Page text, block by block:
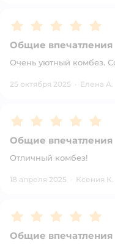
Рейтинг:5
Общие впечатления
Очень уютный комбез.
25 октября 2025 · Елена А.
Рейтинг:5
Общие впечатления
Отличный комбез!
18 апреля 2025 · Ксения К.
Рейтинг:5
Общие впечатления